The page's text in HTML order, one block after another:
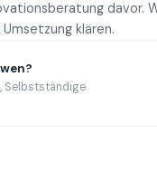
davor.
Umsetzung klären.
Selbstständige